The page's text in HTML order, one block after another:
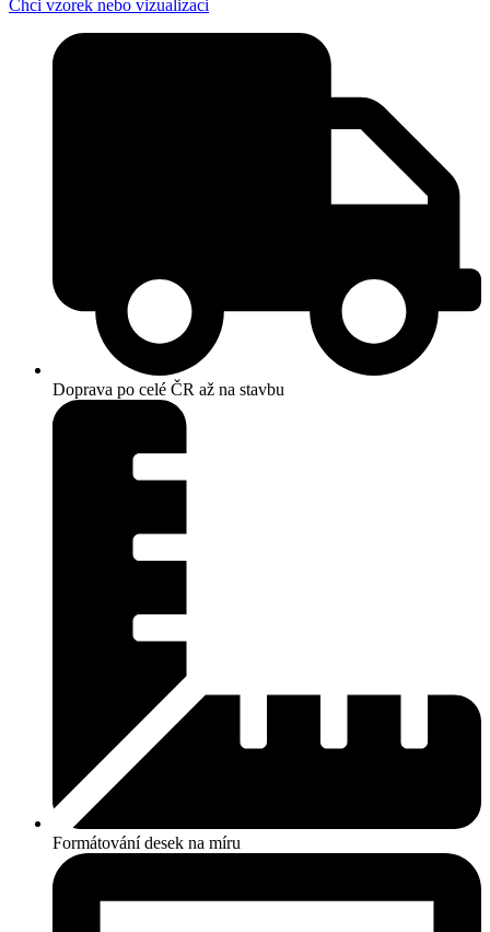
Chci vzorek nebo vizualizaci
Doprava po celé ČR až na stavbu
Formátování desek na míru